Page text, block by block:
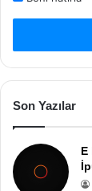
Son Yazılar
E